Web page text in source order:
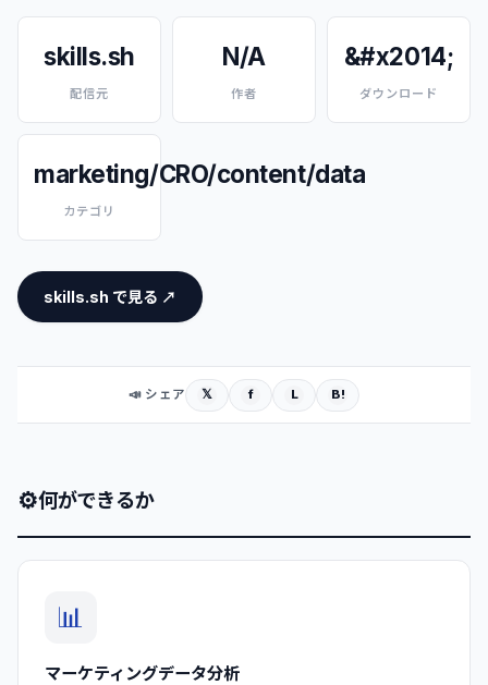
skills.sh
配信元
N/A
作者
&#x2014;
ダウンロード
marketing/CRO/content/data
カテゴリ
skills.sh で見る ↗
📣 シェア 𝕏 f L B!
⚙何ができるか
📊
マーケティングデータ分析